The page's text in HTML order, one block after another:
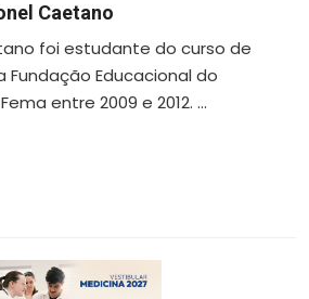
Caetano
foi estudante do curso de
Fundação Educacional do
entre 2009 e 2012. ...